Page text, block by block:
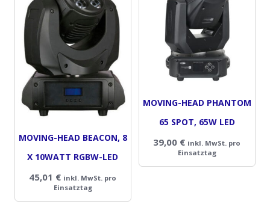
MOVING-HEAD BEACON, 8
X 10WATT RGBW-LED
45,01 € inkl. MwSt. pro
Einsatztag
MOVING-HEAD PHANTOM
65 SPOT, 65W LED
39,00 € inkl. MwSt. pro
Einsatztag